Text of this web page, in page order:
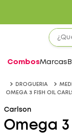
CombosMarcas
DROGUERIA
OMEGA 3 FISH OIL
Carlson
Omega